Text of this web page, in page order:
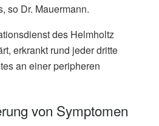
so Dr. Mauermann.
des Helmholtz
erkrankt rund jeder dritte
an einer peripheren
von Symptomen